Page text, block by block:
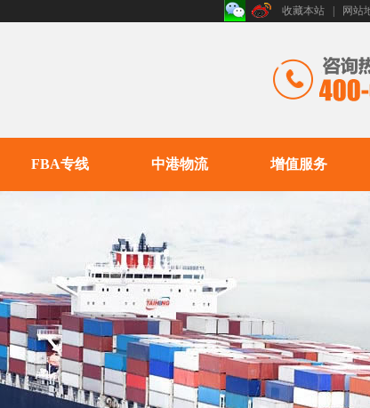
收藏本站 网站
FBA专线 中港物流 增值服务